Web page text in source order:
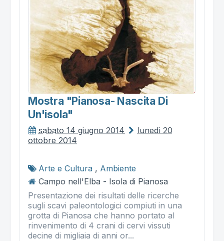
Mostra "pianosa- Nascita Di
Un'isola"
sabato 14 giugno 2014
lunedì 20
ottobre 2014
Arte e Cultura , Ambiente
Campo nell'Elba - Isola di Pianosa
Presentazione dei risultati delle ricerche
sugli scavi paleontologici compiuti in una
grotta di Pianosa che hanno portato al
rinvenimento di 4 crani di cervi vissuti
decine di migliaia di anni or...